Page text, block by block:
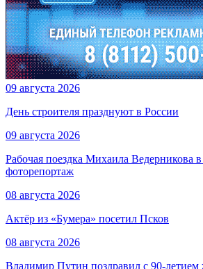
09 августа 2026
День строителя празднуют в России
09 августа 2026
Рабочая поездка Михаила Ведерникова
фоторепортаж
08 августа 2026
Актёр из «Бумера» посетил Псков
08 августа 2026
Владимир Путин поздравил с 90-летием